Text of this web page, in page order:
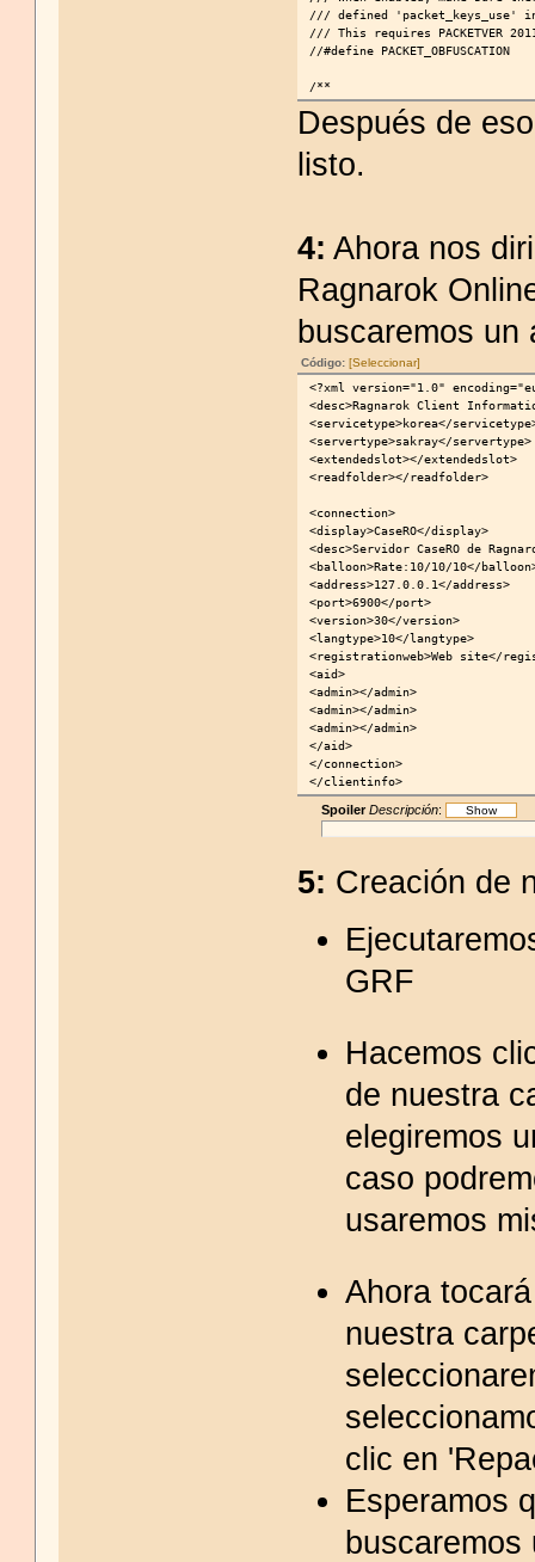
/// defined 'packet_keys_use'
/// This requires PACKETVER
//#define PACKET_OBFUSCATION
/**
Después de
listo.
4: Ahora nos
Ragnarok
buscaremos
Código: [Seleccionar]
<?xml version="1.0"
<desc>Ragnarok Client
<servicetype>korea</
<servertype>sakray</servertype>
<extendedslot></extendedslot>
<readfolder></readfolder>
<connection>
<display>CaseRO</display>
<desc>Servidor CaseRO de
<balloon>Rate:10/10/10</
<address>127.0.0.1</address>
<port>6900</port>
<version>30</version>
<langtype>10</langtype>
<registrationweb>Web site</
<aid>
<admin></admin>
<admin></admin>
<admin></admin>
</aid>
</connection>
</clientinfo>
Spoiler Descripción:
5: Creación de
GRF
Hacemos
de nuestra
elegiremos
caso
usaremos
Ahora
nuestra
clic en
Esperamos
buscaremos